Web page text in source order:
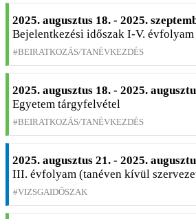
2025. augusztus 18. - 2025.
Bejelentkezési időszak I-V. évfolyam
BEIRATKOZÁS/TANÉVKEZDÉS
2025. augusztus 18. - 2025.
Egyetem tárgyfelvétel
BEIRATKOZÁS/TANÉVKEZDÉS
2025. augusztus 21. - 2025.
III. évfolyam (tanéven kívül
VIZSGAIDŐSZAK